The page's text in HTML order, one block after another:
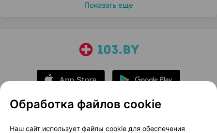
Показать еще
О проекте
Новости проекта
Обработка файлов cookie
Наш сайт использует файлы cookie для обеспечения